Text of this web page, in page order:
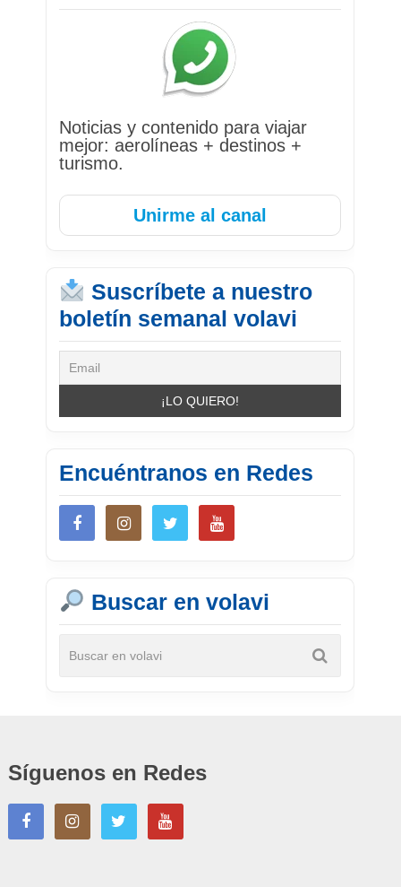
Noticias y contenido para viajar
mejor: aerolíneas + destinos +
turismo.
Unirme al canal
Suscríbete a nuestro
boletín semanal volavi
Encuéntranos en Redes
Buscar en volavi
Síguenos en Redes